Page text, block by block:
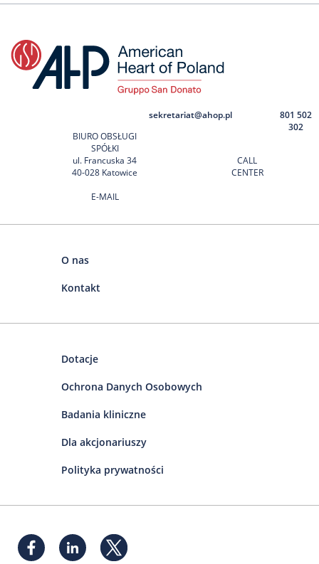
BIURO OBSŁUGI
SPÓŁKI
ul. Francuska 34
40-028 Katowice
E-MAIL
sekretariat@ahop.pl
CALL
CENTER
801 502
302
O nas
Kontakt
Dotacje
Ochrona Danych Osobowych
Badania kliniczne
Dla akcjonariuszy
Polityka prywatności